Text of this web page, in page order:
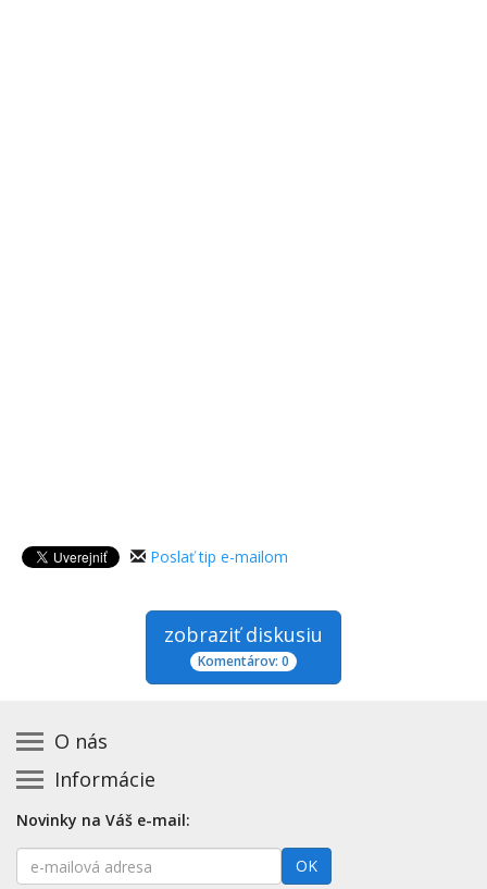
Poslať tip e-mailom
zobraziť diskusiu
Komentárov: 0
O nás
Kontakt na prevádzkovateľa
Zásady používania cookies
Prehlásenie o prístupnosti
Informácie
Základná registrácia otváracích hodín zadarmo
Platené služby
Novinky na Váš e-mail:
E-
mailová
OK